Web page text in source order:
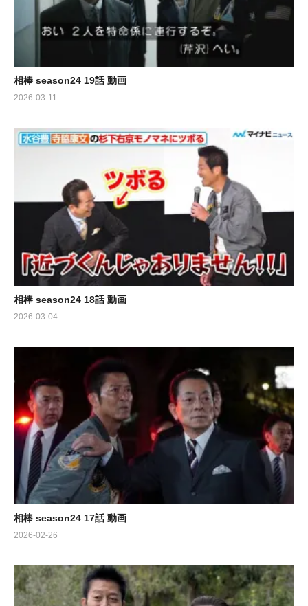
相棒 season24 19話 動画
2026-03-11
相棒 season24 18話 動画
2026-03-04
相棒 season24 17話 動画
2026-02-26